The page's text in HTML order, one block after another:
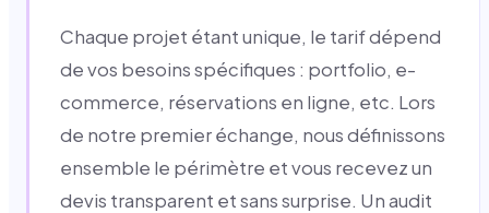
Chaque projet étant unique, le tarif dépend
de vos besoins spécifiques : portfolio, e-
commerce, réservations en ligne, etc. Lors
de notre premier échange, nous définissons
ensemble le périmètre et vous recevez un
devis transparent et sans surprise. Un audit